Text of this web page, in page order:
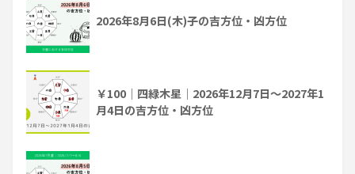
2026年8月6日(木)子の吉方位・凶方位
￥100｜四緑木星｜2026年12月7日～2027年1
月4日の吉方位・凶方位